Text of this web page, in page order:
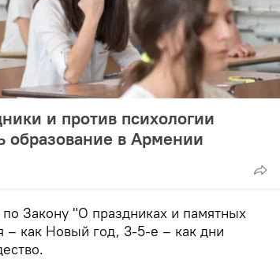
и против психологии
образование в Армении
Закону "О праздниках и памятных
– как Новый год, 3-5-е – как дни